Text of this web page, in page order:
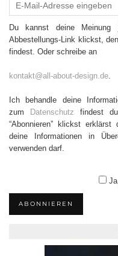
Du kannst deine
Abbestellungs-Link klickst,
findest. Oder schreibe an
kontakt@all-about-design.de
Ich behandle deine
zum
Datenschutz findest
“Abonnieren” klickst
deine Informationen in
verwenden darf.
ABONNIEREN